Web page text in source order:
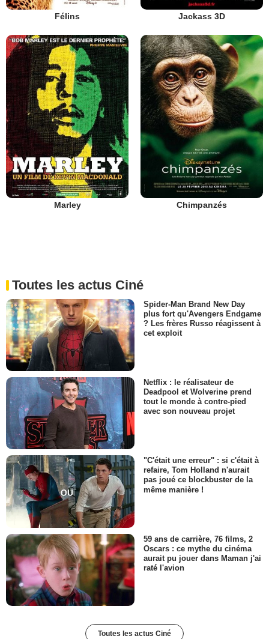
Félins Jackass 3D
Marley Chimpanzés
Toutes les actus Ciné
Spider-Man Brand New Day
plus fort qu'Avengers Endgame
? Les frères Russo réagissent à
cet exploit
Netflix : le réalisateur de
Deadpool et Wolverine prend
tout le monde à contre-pied
avec son nouveau projet
"C'était une erreur" : si c'était à
refaire, Tom Holland n'aurait
pas joué ce blockbuster de la
même manière !
59 ans de carrière, 76 films, 2
Oscars : ce mythe du cinéma
aurait pu jouer dans Maman j'ai
raté l'avion
Toutes les actus Ciné